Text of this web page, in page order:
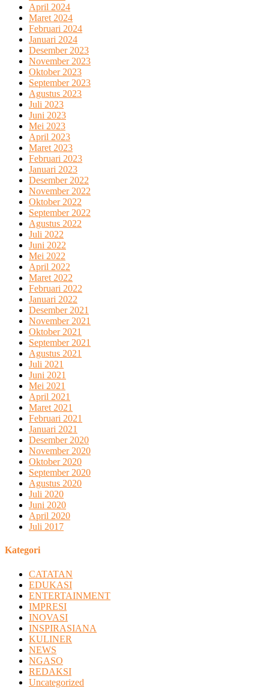
April 2024
Maret 2024
Februari 2024
Januari 2024
Desember 2023
November 2023
Oktober 2023
September 2023
Agustus 2023
Juli 2023
Juni 2023
Mei 2023
April 2023
Maret 2023
Februari 2023
Januari 2023
Desember 2022
November 2022
Oktober 2022
September 2022
Agustus 2022
Juli 2022
Juni 2022
Mei 2022
April 2022
Maret 2022
Februari 2022
Januari 2022
Desember 2021
November 2021
Oktober 2021
September 2021
Agustus 2021
Juli 2021
Juni 2021
Mei 2021
April 2021
Maret 2021
Februari 2021
Januari 2021
Desember 2020
November 2020
Oktober 2020
September 2020
Agustus 2020
Juli 2020
Juni 2020
April 2020
Juli 2017
Kategori
CATATAN
EDUKASI
ENTERTAINMENT
IMPRESI
INOVASI
INSPIRASIANA
KULINER
NEWS
NGASO
REDAKSI
Uncategorized